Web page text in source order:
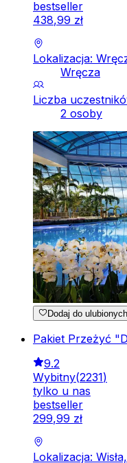
bestseller
438,99 zł
Lokalizacja:
Wręcza
Liczba
2 osoby
Dodaj do ulubionych
Pakiet Przeżyć
9.2
Wybitny(2231)
tylko u nas
bestseller
299,99 zł
Lokalizacja: